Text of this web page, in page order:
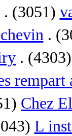
. (3051)
.
.
rempart
Chez
L